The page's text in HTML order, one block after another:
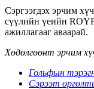
Сэргээгдэх эрчим
сүүлийн үеийн
ажиллагааг аваарай.
Хөдөлгөөнт эрчим
Гольфын
Сэрээт